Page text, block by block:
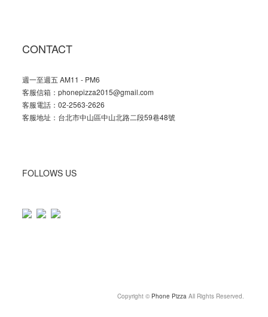
CONTACT
週一至週五 AM11 - PM6
客服信箱：phonepizza2015@gmail.com
客服電話：02-2563-2626
客服地址：台北市中山區中山北路二段59巷48號
FOLLOWS US
Copyright © Phone Pizza All Rights Reserved.